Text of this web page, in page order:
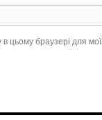
цьому браузері для